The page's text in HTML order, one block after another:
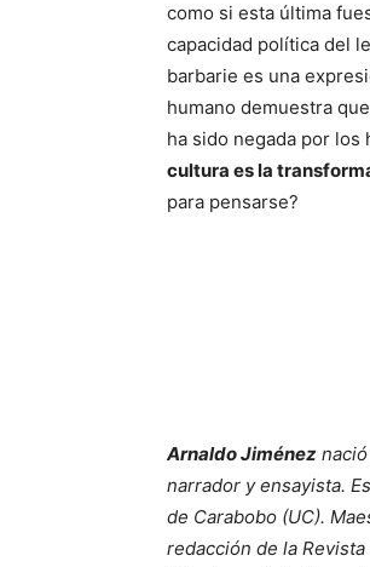
como si esta última
capacidad política del
barbarie es una
humano demuestra
ha sido negada por
cultura es la
para pensarse?
Arnaldo Jiménez
narrador y ensayista.
de Carabobo (UC).
redacción de la